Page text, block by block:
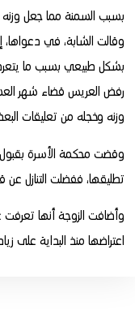
بسبب السمنة مما جعل وزنه
وقالت الشابة، في
بشكل طبيعي بسبب ما
رفض العريس قضاء شهر
وزنه وخجله من تعليقات
وقضت محكمة الأسرة
تطليقها، ففضلت التنازل عن
وأضافت الزوجة أنها
اعتراضها منذ البداية على